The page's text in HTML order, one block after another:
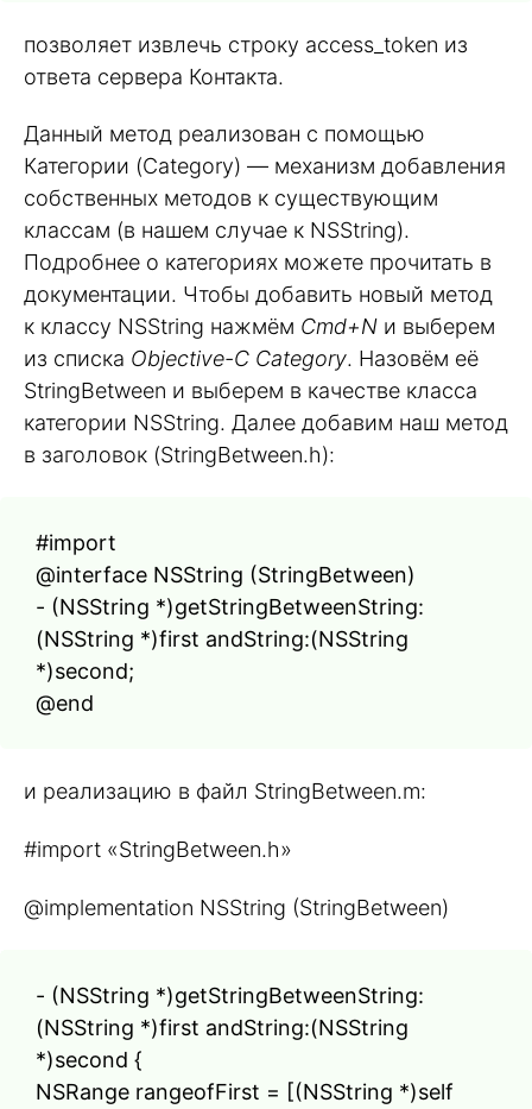
позволяет извлечь строку access_token из
ответа сервера Контакта.
Данный метод реализован с помощью
Категории (Category) — механизм добавления
собственных методов к существующим
классам (в нашем случае к NSString).
Подробнее о категориях можете прочитать в
документации. Чтобы добавить новый метод
к классу NSString нажмём Cmd+N и выберем
из списка Objective-C Category. Назовём её
StringBetween и выберем в качестве класса
категории NSString. Далее добавим наш метод
в заголовок (StringBetween.h):
#import
@interface NSString (StringBetween)
- (NSString *)getStringBetweenString:
(NSString *)first andString:(NSString
*)second;
@end
и реализацию в файл StringBetween.m:
#import «StringBetween.h»
@implementation NSString (StringBetween)
- (NSString *)getStringBetweenString:
(NSString *)first andString:(NSString
*)second {
NSRange rangeofFirst = [(NSString *)self